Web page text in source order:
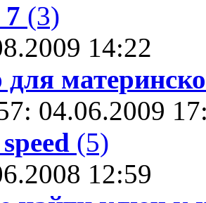
(3)
14:22
04.06.2009
(5)
12:59